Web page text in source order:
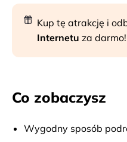
Kup tę atrakcję i
Internetu za darmo!
Co zobaczysz
Wygodny sposób